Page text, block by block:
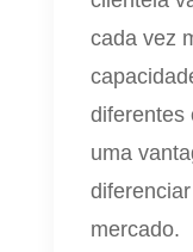
cada vez
diferentes
uma
mercado.